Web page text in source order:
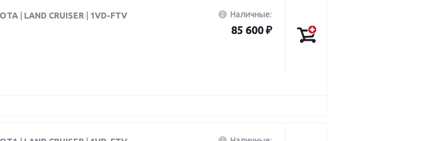
LAND CRUISER 1VD-FTV Наличные:
85 600 ₽